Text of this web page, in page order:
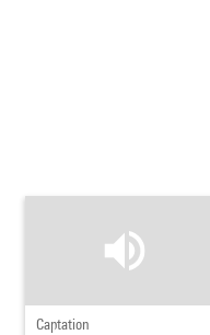
Captation